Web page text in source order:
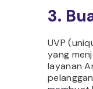
3.
UVP
yang
layanan